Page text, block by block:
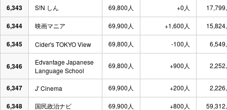
6,343 S!N しん 69,800人 +0人
6,344 映画マニア 69,900人 +1,600人
6,345 Cider's TOKYO View 69,800人 -100人
6,346
Edvantage Japanese
Language School
69,800人 +900人
6,347 J' Cinema 69,900人 +200人
6,348 国民政治ナビ 69,900人 +800人